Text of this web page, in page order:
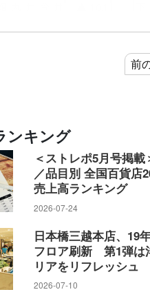
前
ンキング
＜ストレポ5月号掲載
／品目別 全国百貨店
売上高ランキング
2026-07-24
日本橋三越本店、19
フロア刷新 第1弾は
リアをリフレッシュ
2026-07-10